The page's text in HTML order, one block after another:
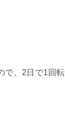
で、2日で1回転